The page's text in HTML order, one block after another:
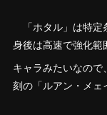
「ホタル」は特定
身後は高速で強化範
キャラみたいなので
刻の「ルアン・メェ